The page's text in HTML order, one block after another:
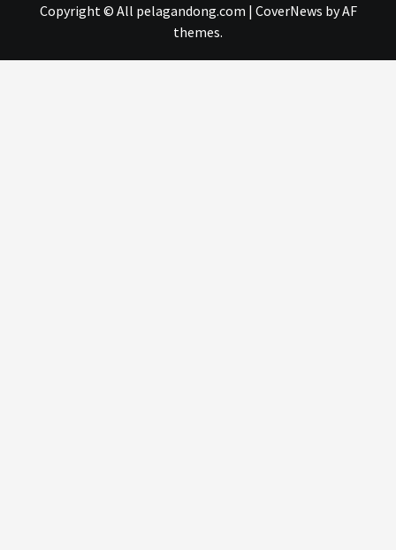
Copyright © All pelagandong.com | CoverNews by AF
themes.